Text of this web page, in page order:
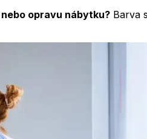
opravu nábytku? Barva